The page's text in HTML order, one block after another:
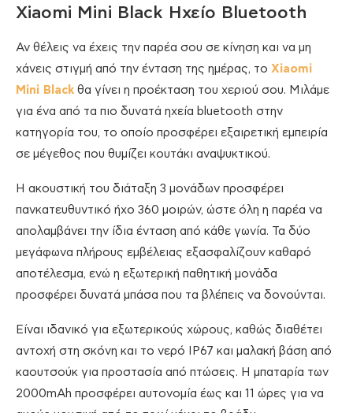
Xiaomi Mini Black Ηχείo Bluetooth
Αν θέλεις να έχεις την παρέα σου σε κίνηση και να μη
χάνεις στιγμή από την ένταση της ημέρας, το Xiaomi
Mini Black θα γίνει η προέκταση του χεριού σου. Μιλάμε
για ένα από τα πιο δυνατά ηχεία bluetooth στην
κατηγορία του, το οποίο προσφέρει εξαιρετική εμπειρία
σε μέγεθος που θυμίζει κουτάκι αναψυκτικού.
Η ακουστική του διάταξη 3 μονάδων προσφέρει
πανκατευθυντικό ήχο 360 μοιρών, ώστε όλη η παρέα να
απολαμβάνει την ίδια ένταση από κάθε γωνία. Τα δύο
μεγάφωνα πλήρους εμβέλειας εξασφαλίζουν καθαρό
αποτέλεσμα, ενώ η εξωτερική παθητική μονάδα
προσφέρει δυνατά μπάσα που τα βλέπεις να δονούνται.
Είναι ιδανικό για εξωτερικούς χώρους, καθώς διαθέτει
αντοχή στη σκόνη και το νερό IP67 και μαλακή βάση από
καουτσούκ για προστασία από πτώσεις. Η μπαταρία των
2000mAh προσφέρει αυτονομία έως και 11 ώρες για να